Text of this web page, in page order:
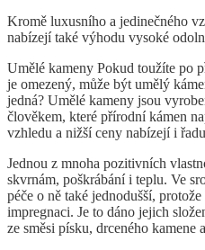
Kromě luxusního a jedinečného
nabízejí také výhodu vysoké
Umělé kameny Pokud toužíte po
je omezený, může být umělý
jedná? Umělé kameny jsou
člověkem, které přírodní kámen
vzhledu a nižší ceny nabízejí i
Jednou z mnoha pozitivních
skvrnám, poškrábání i teplu. Ve
péče o ně také jednodušší,
impregnaci. Je to dáno jejich
ze směsi písku, drceného kamene